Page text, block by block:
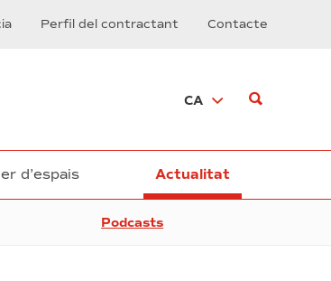
Perfil del contractant Contacte
CA
d’espais Actualitat
Podcasts